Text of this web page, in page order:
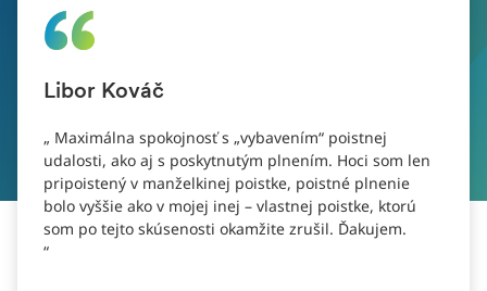
Libor Kováč
Maximálna spokojnosť s „vybavením“ poistnej
udalosti, ako aj s poskytnutým plnením. Hoci som len
pripoistený v manželkinej poistke, poistné plnenie
bolo vyššie ako v mojej inej – vlastnej poistke, ktorú
som po tejto skúsenosti okamžite zrušil. Ďakujem.